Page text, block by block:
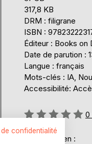
317,8 KB
DRM : filigrane
ISBN :
Éditeur : Books on
Date de parution :
Langue : français
Mots-clés : IA,
Accessibilité:
Évaluation:
0%
0
Disponible en :
de confidentialité